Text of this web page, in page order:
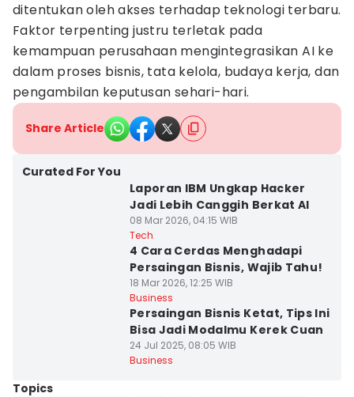
ditentukan oleh akses terhadap teknologi terbaru.
Faktor terpenting justru terletak pada
kemampuan perusahaan mengintegrasikan AI ke
dalam proses bisnis, tata kelola, budaya kerja, dan
pengambilan keputusan sehari-hari.
Share Article
Curated For You
Laporan IBM Ungkap Hacker
Jadi Lebih Canggih Berkat AI
08 Mar 2026, 04:15 WIB
Tech
4 Cara Cerdas Menghadapi
Persaingan Bisnis, Wajib Tahu!
18 Mar 2026, 12:25 WIB
Business
Persaingan Bisnis Ketat, Tips Ini
Bisa Jadi Modalmu Kerek Cuan
24 Jul 2025, 08:05 WIB
Business
Topics